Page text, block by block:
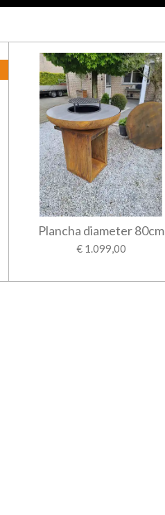
Plancha diameter 80cm
€ 1.099,00